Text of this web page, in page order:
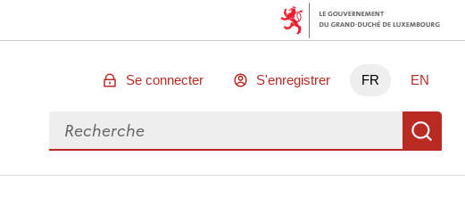
Se connecter S'enregistrer FR EN
Rechercher des données